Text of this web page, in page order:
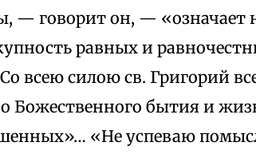
— говорит он, — «означает
равных и
Со всею силою св. Григорий
Божественного бытия и
«Не успеваю